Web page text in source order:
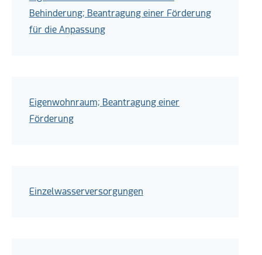
Behinderung; Beantragung einer Förderung
für die Anpassung
Eigenwohnraum; Beantragung einer
Förderung
Einzelwasserversorgungen